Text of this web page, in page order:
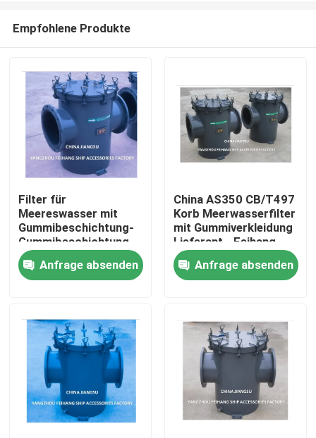
Startseite
Produkte
Über uns
Fabrik Tour
Empfohlene Produkte
Filter für
Meereswasser mit
Gummibeschichtung-
Gummibeschichtung
Grobwasserfilter für
Kühlsystem für
Meereswasser AS350
Anfrage absenden
China AS350 CB/T497
Korb Meerwasserfilter
mit Gummiverkleidung
Lieferant - Feihang
Marine
Anfrage absenden